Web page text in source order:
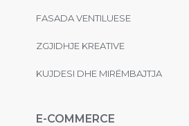
FASADA VENTILUESE
ZGJIDHJE KREATIVE
KUJDESI DHE MIRËMBAJTJA
E-COMMERCE